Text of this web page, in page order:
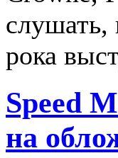
слушать,
рока
Speed
на